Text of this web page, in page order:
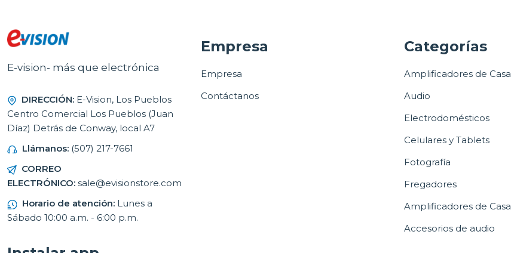
E-vision- más que electrónica
DIRECCIÓN: E-Vision, Los Pueblos
Centro Comercial Los Pueblos (Juan
Díaz) Detrás de Conway, local A7
Llámanos: (507) 217-7661
CORREO
ELECTRÓNICO: sale@evisionstore.com
Horario de atención: Lunes a
Sábado 10:00 a.m. - 6:00 p.m.
Empresa
Empresa
Contáctanos
Categorías
Amplificadores de Casa
Audio
Electrodomésticos
Celulares y Tablets
Fotografía
Fregadores
Amplificadores de Casa
Accesorios de audio